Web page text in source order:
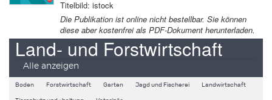
Titelbild: istock
Die Publikation ist online nicht bestellbar. Sie können
diese aber kostenfrei als PDF-Dokument herunterladen.
Land- und Forstwirtschaft
Alle anzeigen
Boden Forstwirtschaft Garten Jagd und Fischerei Landwirtschaft